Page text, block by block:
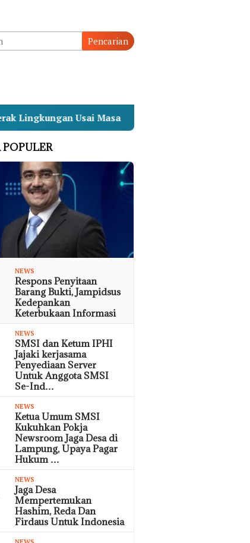
Pencarian
Usai Masa Pengabdian
POPULER
NEWS
Respons Penyitaan
Barang Bukti, Jampidsus
Kedepankan
Keterbukaan Informasi
NEWS
SMSI dan Ketum IPHI
Jajaki kerjasama
Penyediaan Server
Untuk Anggota SMSI
Se-Ind…
NEWS
Ketua Umum SMSI
Kukuhkan Pokja
Newsroom Jaga Desa di
Lampung, Upaya Pagar
Hukum …
NEWS
Jaga Desa
Mempertemukan
Hashim, Reda Dan
Firdaus Untuk Indonesia